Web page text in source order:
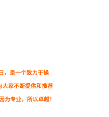
，是一个致力于操
大家不断提供和推荐
为专业，所以卓越！